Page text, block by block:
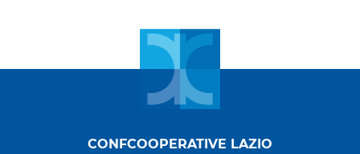
CONFCOOPERATIVE LAZIO